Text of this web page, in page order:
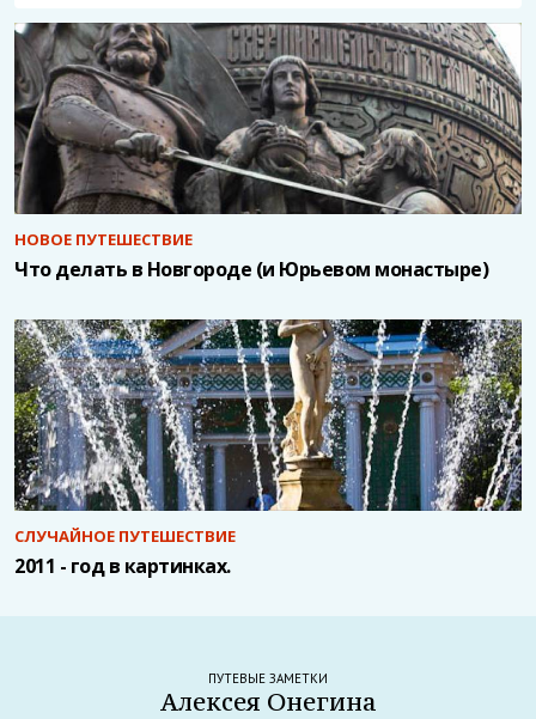
НОВОЕ ПУТЕШЕСТВИЕ
Что делать в Новгороде (и Юрьевом монастыре)
СЛУЧАЙНОЕ ПУТЕШЕСТВИЕ
2011 - год в картинках.
ПУТЕВЫЕ ЗАМЕТКИ
Алексея Онегина